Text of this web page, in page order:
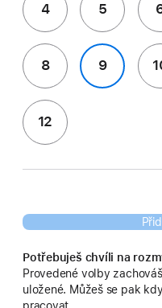
4 5
8 9
12
Potřebuješ chvíli na
Provedené volby
uložené. Můžeš se pak
pracovat.